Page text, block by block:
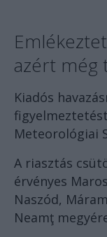
azért még
Kiadós
Meteorológiai
A riasztás
érvényes
Naszód,
Neamţ